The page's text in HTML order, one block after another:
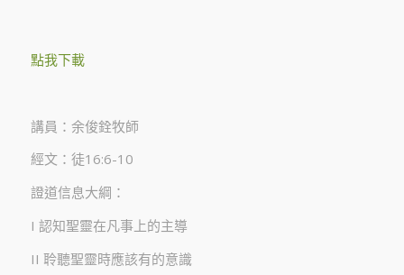
點我下載
講員：余俊銓牧師
經文：徒16:6-10
證道信息大綱：
I 認知聖靈在凡事上的主導
II 聆聽聖靈時應該有的意識